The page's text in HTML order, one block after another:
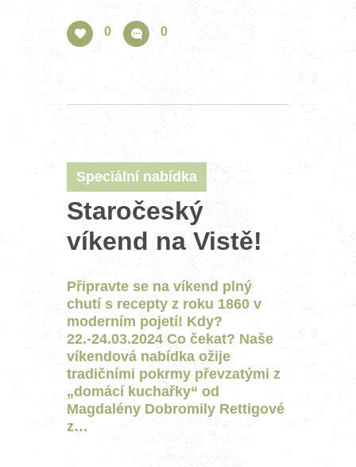
0 0
Speciální nabídka
Staročeský
víkend na Vistě!
Připravte se na víkend plný
chutí s recepty z roku 1860 v
moderním pojetí! Kdy?
22.-24.03.2024 Co čekat? Naše
víkendová nabídka ožije
tradičními pokrmy převzatými z
„domácí kuchařky“ od
Magdalény Dobromily Rettigové
z…